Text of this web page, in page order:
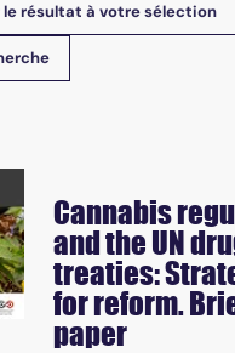
résultat à votre sélection
Cannabis
and the UN
treaties:
for reform.
paper